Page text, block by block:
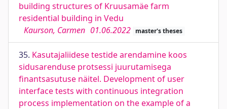
building structures of Kruusamäe farm
residential building in Vedu
Kaurson, Carmen 01.06.2022 master's theses
35. Kasutajaliidese testide arendamine koos
sidusarenduse protsessi juurutamisega
finantsasutuse näitel. Development of user
interface tests with continuous integration
process implementation on the example of a